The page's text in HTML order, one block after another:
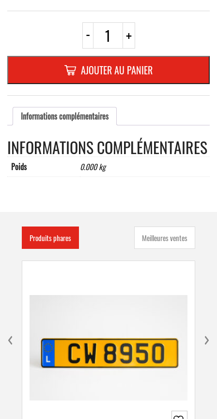
- quantité
VIS
METRIQUE
A
TETE
FRAISE
5x16
DIN
965BOITE
PIECES
+
AJOUTER AU PANIER
Informations complémentaires
INFORMATIONS COMPLÉMENTAIRES
Poids 0.000 kg
Produits phares Meilleures ventes